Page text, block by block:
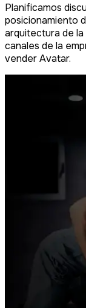
Planificamos
posicionamiento
arquitectura de
canales de la
vender Avatar.